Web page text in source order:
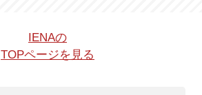
IENAの
TOPページを見る